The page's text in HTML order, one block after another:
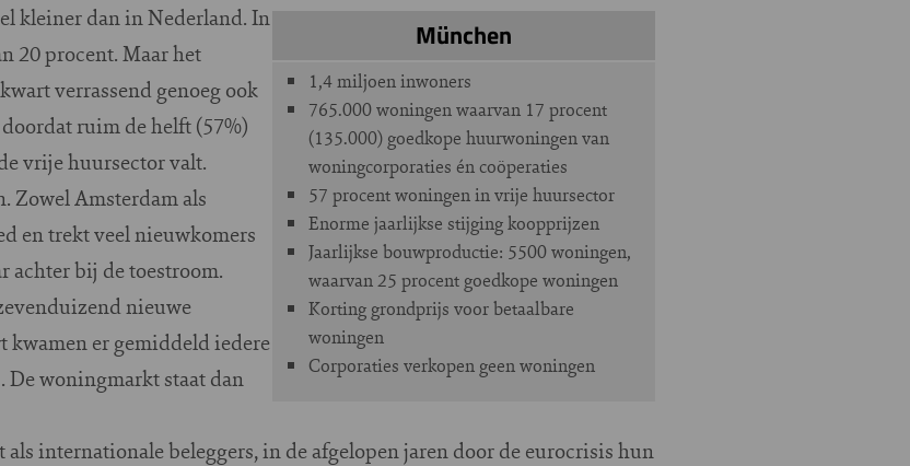
München
1,4 miljoen inwoners
765.000 woningen waarvan 17 procent
(135.000) goedkope huurwoningen van
woningcorporaties én coöperaties
57 procent woningen in vrije huursector
Enorme jaarlijkse stijging koopprijzen
Jaarlijkse bouwproductie: 5500 woningen,
waarvan 25 procent goedkope woningen
Korting grondprijs voor betaalbare
woningen
Corporaties verkopen geen woningen
kleiner dan in Nederland. In
20 procent. Maar het
verrassend genoeg ook
ruim de helft (57%)
vrije huursector valt.
Zowel Amsterdam als
en trekt veel nieuwkomers
achter bij de toestroom.
nieuwe
er gemiddeld iedere
De woningmarkt staat dan
internationale beleggers, in de afgelopen jaren door de eurocrisis hun